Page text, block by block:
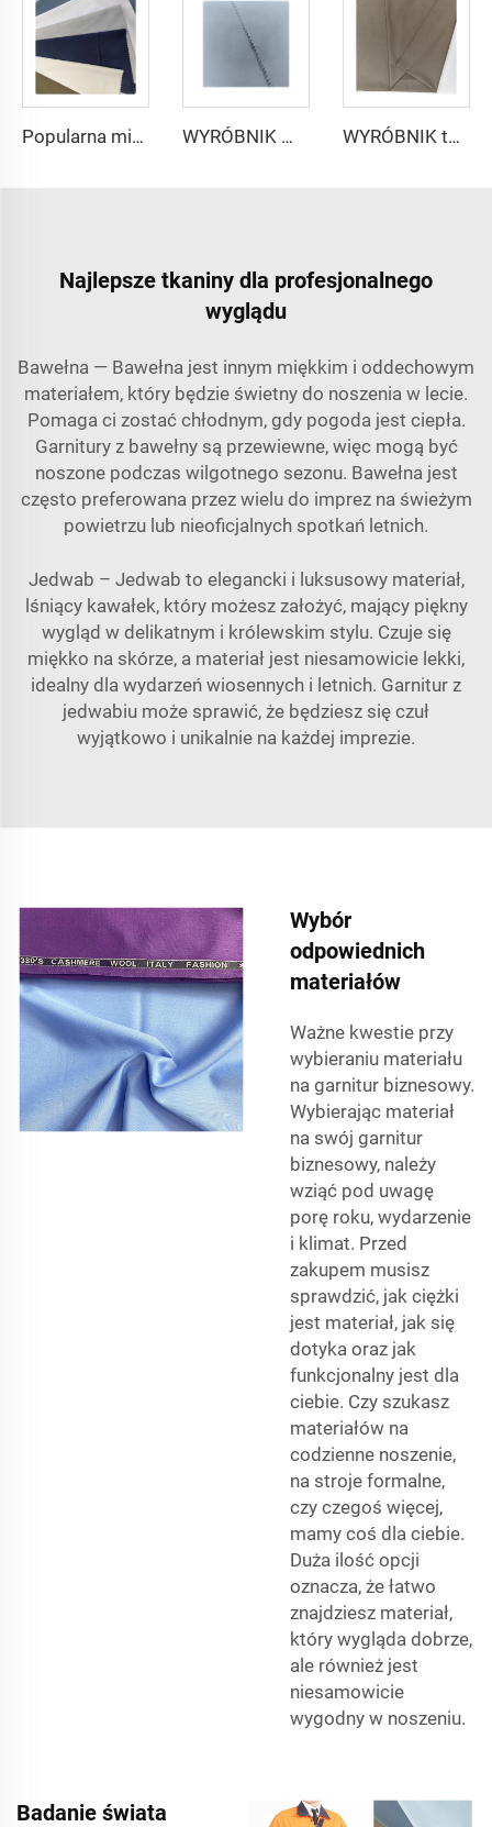
Popularna mikrofibrowa tkanina arabskiego thobe dla mężczyzn z wirującego poliestru tkanina toyobo koszula arabski thobe WYRÓBNIK mikrofibrowej tkaniny dla mężczyzn z wirującego poliestru tkanina toyobo koszula arabski thobe WYRÓBNIK tkaniny arabskiego thobe dla mężczyzn z wirującego poliestru tkanina toyobo koszula arabski thobe
Najlepsze tkaniny dla profesjonalnego
wyglądu
Bawełna — Bawełna jest innym miękkim i oddechowym
materiałem, który będzie świetny do noszenia w lecie.
Pomaga ci zostać chłodnym, gdy pogoda jest ciepła.
Garnitury z bawełny są przewiewne, więc mogą być
noszone podczas wilgotnego sezonu. Bawełna jest
często preferowana przez wielu do imprez na świeżym
powietrzu lub nieoficjalnych spotkań letnich.
Jedwab – Jedwab to elegancki i luksusowy materiał,
lśniący kawałek, który możesz założyć, mający piękny
wygląd w delikatnym i królewskim stylu. Czuje się
miękko na skórze, a materiał jest niesamowicie lekki,
idealny dla wydarzeń wiosennych i letnich. Garnitur z
jedwabiu może sprawić, że będziesz się czuł
wyjątkowo i unikalnie na każdej imprezie.
Wybór
odpowiednich
materiałów
Ważne kwestie przy
wybieraniu materiału
na garnitur biznesowy.
Wybierając materiał
na swój garnitur
biznesowy, należy
wziąć pod uwagę
porę roku, wydarzenie
i klimat. Przed
zakupem musisz
sprawdzić, jak ciężki
jest materiał, jak się
dotyka oraz jak
funkcjonalny jest dla
ciebie. Czy szukasz
materiałów na
codzienne noszenie,
na stroje formalne,
czy czegoś więcej,
mamy coś dla ciebie.
Duża ilość opcji
oznacza, że łatwo
znajdziesz materiał,
który wygląda dobrze,
ale również jest
niesamowicie
wygodny w noszeniu.
Badanie świata